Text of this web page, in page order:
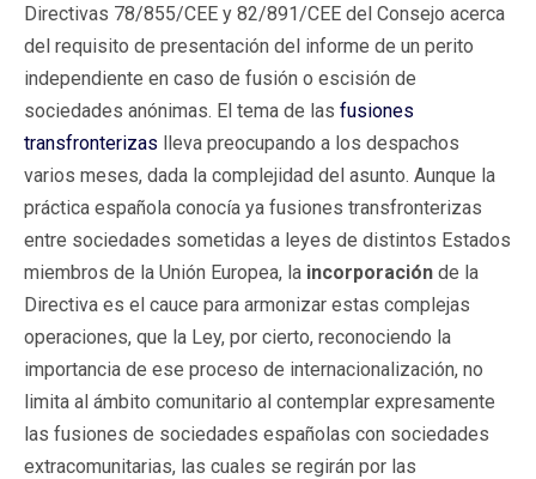
Directivas 78/855/CEE y 82/891/CEE del Consejo acerca
del requisito de presentación del informe de un perito
independiente en caso de fusión o escisión de
sociedades anónimas. El tema de las fusiones
transfronterizas lleva preocupando a los despachos
varios meses, dada la complejidad del asunto. Aunque la
práctica española conocía ya fusiones transfronterizas
entre sociedades sometidas a leyes de distintos Estados
miembros de la Unión Europea, la incorporación de la
Directiva es el cauce para armonizar estas complejas
operaciones, que la Ley, por cierto, reconociendo la
importancia de ese proceso de internacionalización, no
limita al ámbito comunitario al contemplar expresamente
las fusiones de sociedades españolas con sociedades
extracomunitarias, las cuales se regirán por las